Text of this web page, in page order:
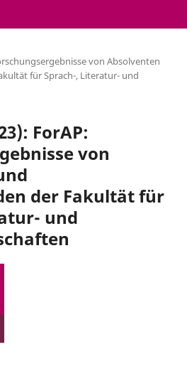
von Absolventen
für Sprach-, Literatur- und
ForAP:
von
der Fakultät für
und